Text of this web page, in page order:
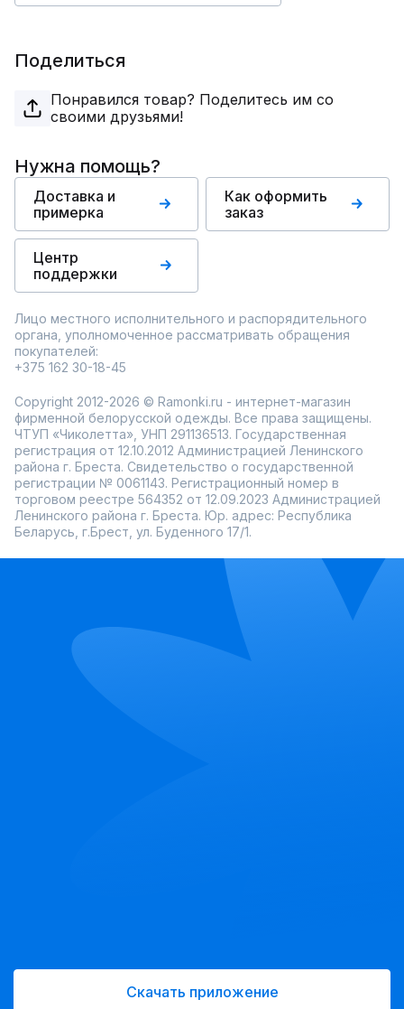
Поделиться
Понравился товар? Поделитесь им со
своими друзьями!
Нужна помощь?
Доставка и
примерка
Как оформить
заказ
Центр
поддержки
Лицо местного исполнительного и распорядительного
органа, уполномоченное рассматривать обращения
покупателей:
+375 162 30-18-45
Copyright 2012-2026 © Ramonki.ru - интернет-магазин
фирменной белорусской одежды. Все права защищены.
ЧТУП «Чиколетта», УНП 291136513. Государственная
регистрация от 12.10.2012 Администрацией Ленинского
района г. Бреста. Свидетельство о государственной
регистрации № 0061143. Регистрационный номер в
торговом реестре 564352 от 12.09.2023 Администрацией
Ленинского района г. Бреста. Юр. адрес: Республика
Беларусь, г.Брест, ул. Буденного 17/1.
Скачать приложение